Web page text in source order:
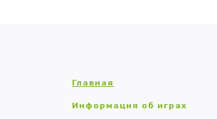
Главная
Информация об играх